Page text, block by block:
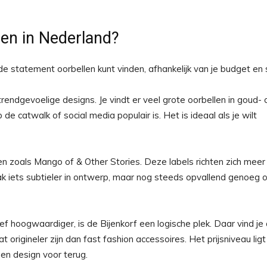
in Nederland?
statement oorbellen kunt vinden, afhankelijk van je budget en
designs. Je vindt er veel grote oorbellen in goud-
catwalk of social media populair is. Het is ideaal als je wilt
zoals Mango of & Other Stories. Deze labels richten zich meer
iets subtieler in ontwerp, maar nog steeds opvallend genoeg
hoogwaardiger, is de Bijenkorf een logische plek. Daar vind je
origineler zijn dan fast fashion accessoires. Het prijsniveau ligt
design voor terug.